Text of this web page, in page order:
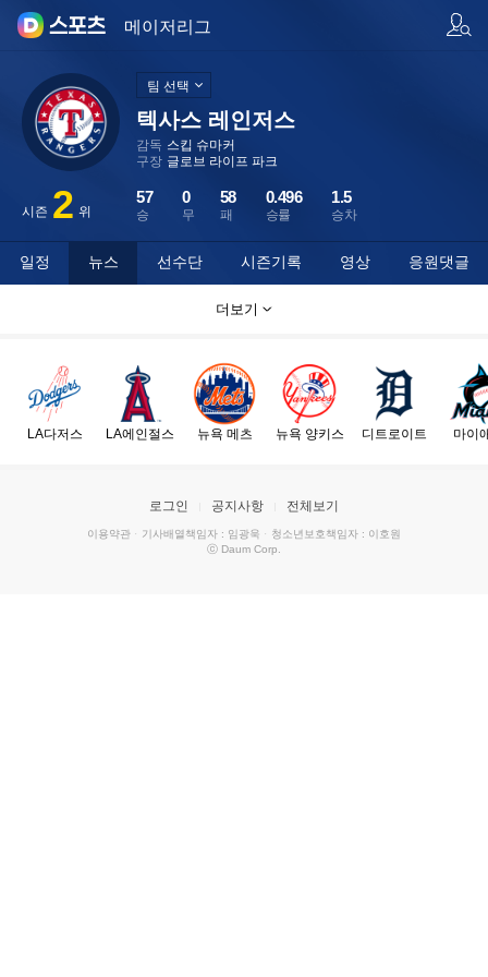
메이저리그
텍사스 레인저스
감독 스킵 슈마커
구장 글로브 라이프 파크
시즌 2 위 승
57
무
0
패
58
승률
0.496
승차
1.5
팀 선택
일정 뉴스 선수단 시즌기록 영상 응원댓글
더보기
LA다저스 LA에인절스 뉴욕 메츠 뉴욕 양키스 디트로이트 마이
로그인 공지사항 전체보기
이용약관 · 기사배열책임자 : 임광욱 · 청소년보호책임자 : 이호원
ⓒ Daum Corp.